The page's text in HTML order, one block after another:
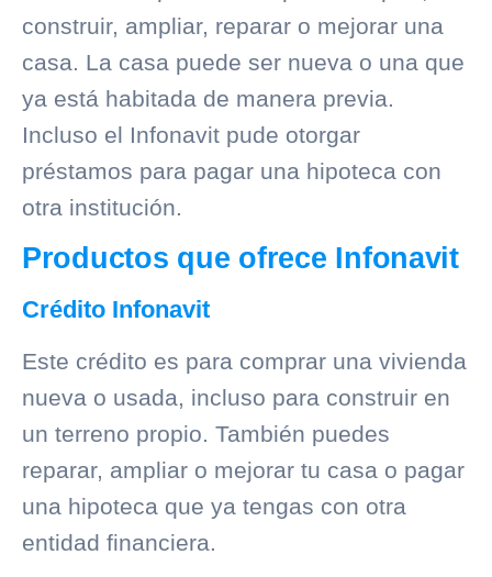
construir, ampliar, reparar o mejorar una
casa. La casa puede ser nueva o una que
ya está habitada de manera previa.
Incluso el Infonavit pude otorgar
préstamos para pagar una hipoteca con
otra institución.
Productos que ofrece Infonavit
Crédito Infonavit
Este crédito es para comprar una vivienda
nueva o usada, incluso para construir en
un terreno propio. También puedes
reparar, ampliar o mejorar tu casa o pagar
una hipoteca que ya tengas con otra
entidad financiera.